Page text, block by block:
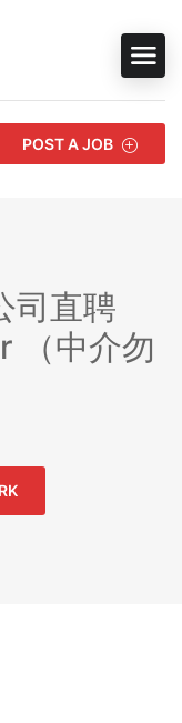
POST A JOB
司直聘
（中介勿